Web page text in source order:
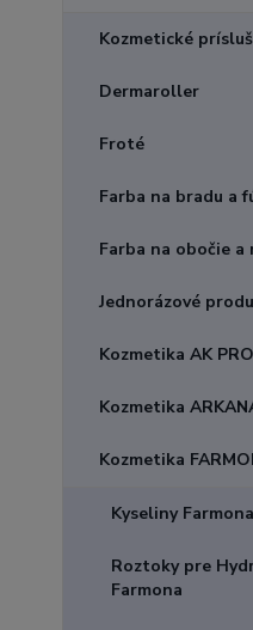
Kozmetické
Dermaroller
Froté
Farba na bradu a
Farba na obočie a
Jednorázové
Kozmetika AK
Kozmetika
Kozmetika
Kyseliny Farmona
Roztoky pre
Farmona